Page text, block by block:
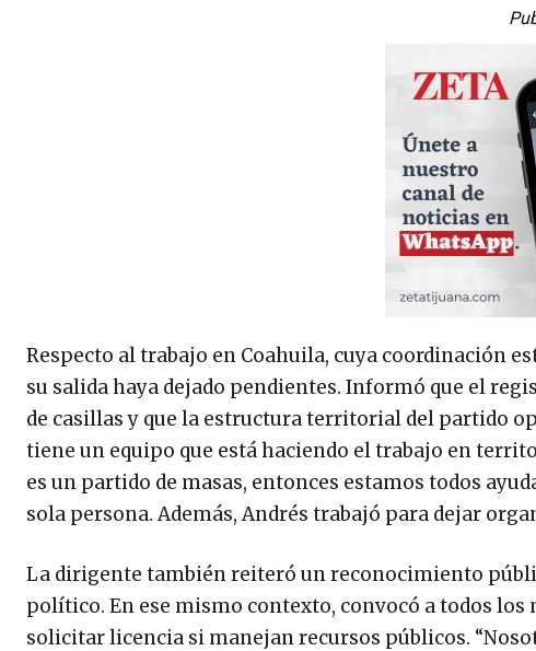
Respecto al trabajo en Coahuila, cuya coordinación
su salida haya dejado pendientes. Informó que el
de casillas y que la estructura territorial del partido
tiene un equipo que está haciendo el trabajo en
es un partido de masas, entonces estamos todos
sola persona. Además, Andrés trabajó para dejar
La dirigente también reiteró un reconocimiento
político. En ese mismo contexto, convocó a todos
solicitar licencia si manejan recursos públicos.